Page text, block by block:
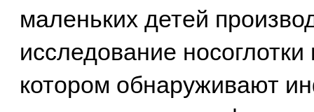
маленьких детей
исследование носоглотки
котором обнаруживают